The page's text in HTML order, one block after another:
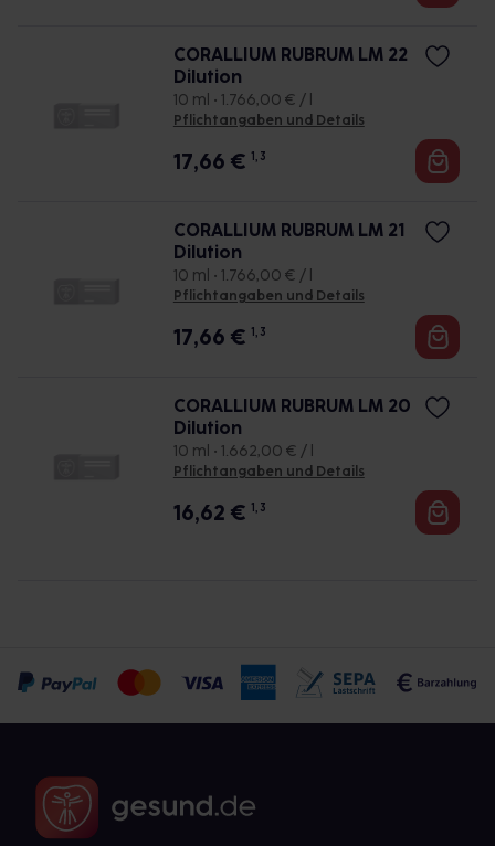
CORALLIUM RUBRUM LM 22
Dilution
10 ml • 1.766,00 € / l
Pflichtangaben und Details
17,66 € 1, 3
CORALLIUM RUBRUM LM 21
Dilution
10 ml • 1.766,00 € / l
Pflichtangaben und Details
17,66 € 1, 3
CORALLIUM RUBRUM LM 20
Dilution
10 ml • 1.662,00 € / l
Pflichtangaben und Details
16,62 € 1, 3